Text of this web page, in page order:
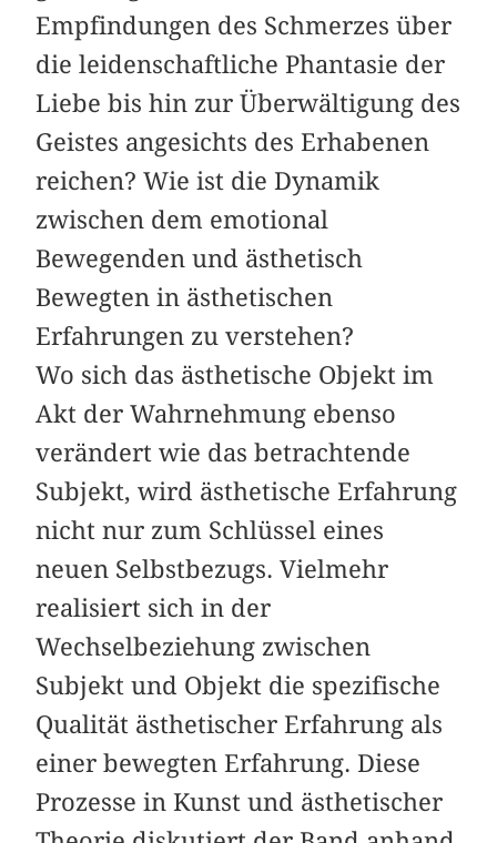
Empfindungen des Schmerzes über
die leidenschaftliche Phantasie der
Liebe bis hin zur Überwältigung des
Geistes angesichts des Erhabenen
reichen? Wie ist die Dynamik
zwischen dem emotional
Bewegenden und ästhetisch
Bewegten in ästhetischen
Erfahrungen zu verstehen?
Wo sich das ästhetische Objekt im
Akt der Wahrnehmung ebenso
verändert wie das betrachtende
Subjekt, wird ästhetische Erfahrung
nicht nur zum Schlüssel eines
neuen Selbstbezugs. Vielmehr
realisiert sich in der
Wechselbeziehung zwischen
Subjekt und Objekt die spezifische
Qualität ästhetischer Erfahrung als
einer bewegten Erfahrung. Diese
Prozesse in Kunst und ästhetischer